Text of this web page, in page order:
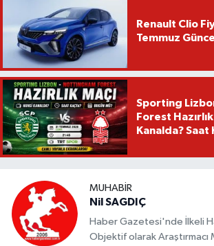
Renault Clio
Temmuz
Sporting
Forest
Kanalda? Saat
MUHABIR
Nil SAGDIÇ
Haber Gazetesi'nde İlkeli
Objektif olarak Araştırmacı